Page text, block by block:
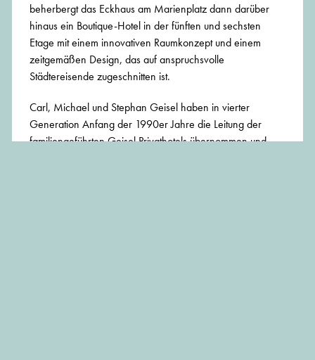
beherbergt das Eckhaus am Marienplatz dann darüber
hinaus ein Boutique-Hotel in der fünften und sechsten
Etage mit einem innovativen Raumkonzept und einem
zeitgemäßen Design, das auf anspruchsvolle
Städtereisende zugeschnitten ist.
Carl, Michael und Stephan Geisel haben in vierter
Generation Anfang der 1990er Jahre die Leitung der
familiengeführten Geisel Privathotels übernommen und